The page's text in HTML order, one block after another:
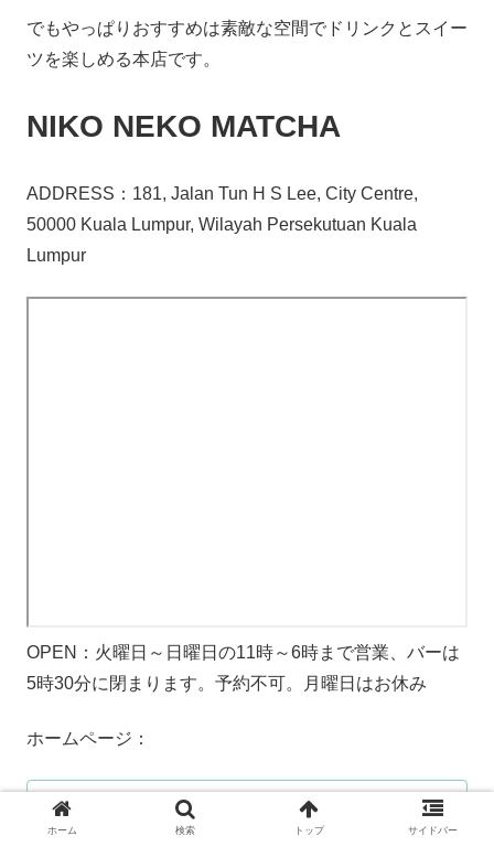
でもやっぱりおすすめは素敵な空間でドリンクとスイー
ツを楽しめる本店です。
NIKO NEKO MATCHA
ADDRESS：181, Jalan Tun H S Lee, City Centre,
50000 Kuala Lumpur, Wilayah Persekutuan Kuala
Lumpur
OPEN：火曜日～日曜日の11時～6時まで営業、バーは
5時30分に閉まります。予約不可。月曜日はお休み
ホームページ：
Niko Neko Matcha
Experience Matcha Like Never Before.
ホーム 検索 トップ サイドバー